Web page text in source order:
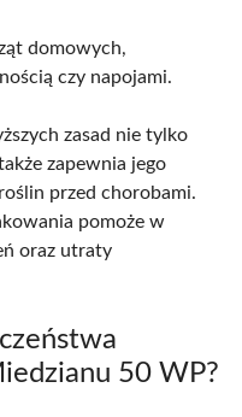
domowych,
czy napojami.
zasad nie tylko
zapewnia jego
przed chorobami.
pomoże w
oraz utraty
50 WP?